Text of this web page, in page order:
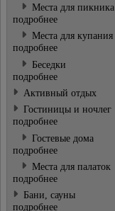
Места для пикника
подробнее
Места для купания
подробнее
Беседки
подробнее
Активный отдых
Гостиницы и ночлег
подробнее
Гостевые дома
подробнее
Места для палаток
подробнее
Бани, сауны
подробнее